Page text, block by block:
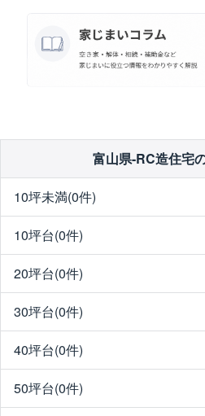
富山県-RC造住宅
10坪未満(0件)
10坪台(0件)
20坪台(0件)
30坪台(0件)
40坪台(0件)
50坪台(0件)